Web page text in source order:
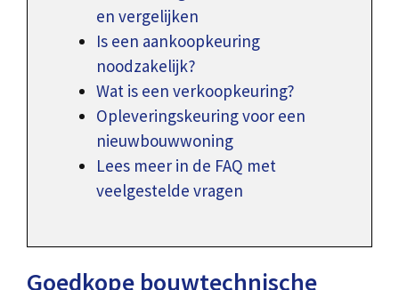
en vergelijken
Is een aankoopkeuring
noodzakelijk?
Wat is een verkoopkeuring?
Opleveringskeuring voor een
nieuwbouwwoning
Lees meer in de FAQ met
veelgestelde vragen
Goedkope bouwtechnische